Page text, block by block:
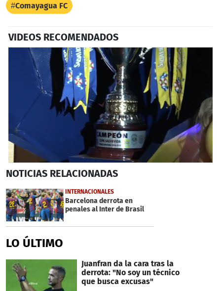
Comayagua FC
VIDEOS RECOMENDADOS
seconds
2
minutes,
10
seconds
NOTICIAS RELACIONADAS
INTERNACIONALES
Barcelona derrota en
penales al Inter de Brasil
LO ÚLTIMO
Juanfran da la cara tras la
derrota: "No soy un técnico
que busca excusas"